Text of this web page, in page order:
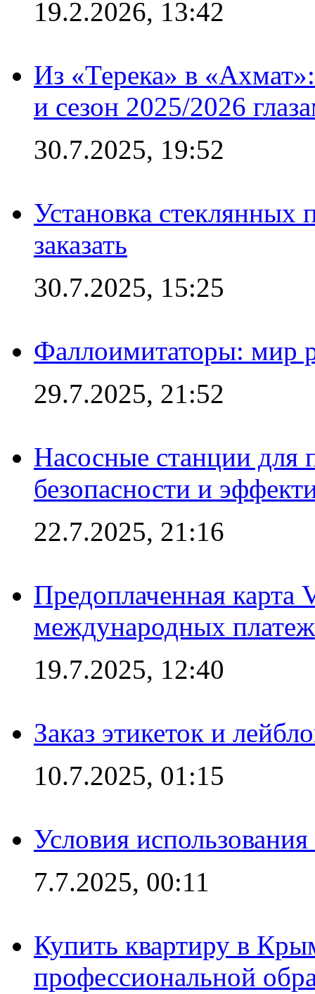
19.2.2026, 13:42
Из «Терека» в
и сезон 2025/2026
30.7.2025, 19:52
Установка стеклянных
заказать
30.7.2025, 15:25
Фаллоимитаторы: мир
29.7.2025, 21:52
Насосные станции для
безопасности и
22.7.2025, 21:16
Предоплаченная карта
международных
19.7.2025, 12:40
Заказ этикеток и
10.7.2025, 01:15
Условия
7.7.2025, 00:11
Купить квартиру в
профессиональной